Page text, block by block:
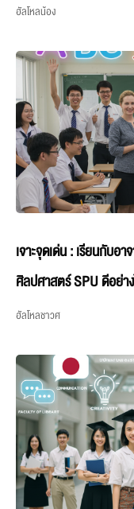
ฮัลโหลน้อง
เจาะจุดเด่น : เรียนกับ
ศิลปศาสตร์ SPU ดีอย่า
ฮัลโหลชาวศ